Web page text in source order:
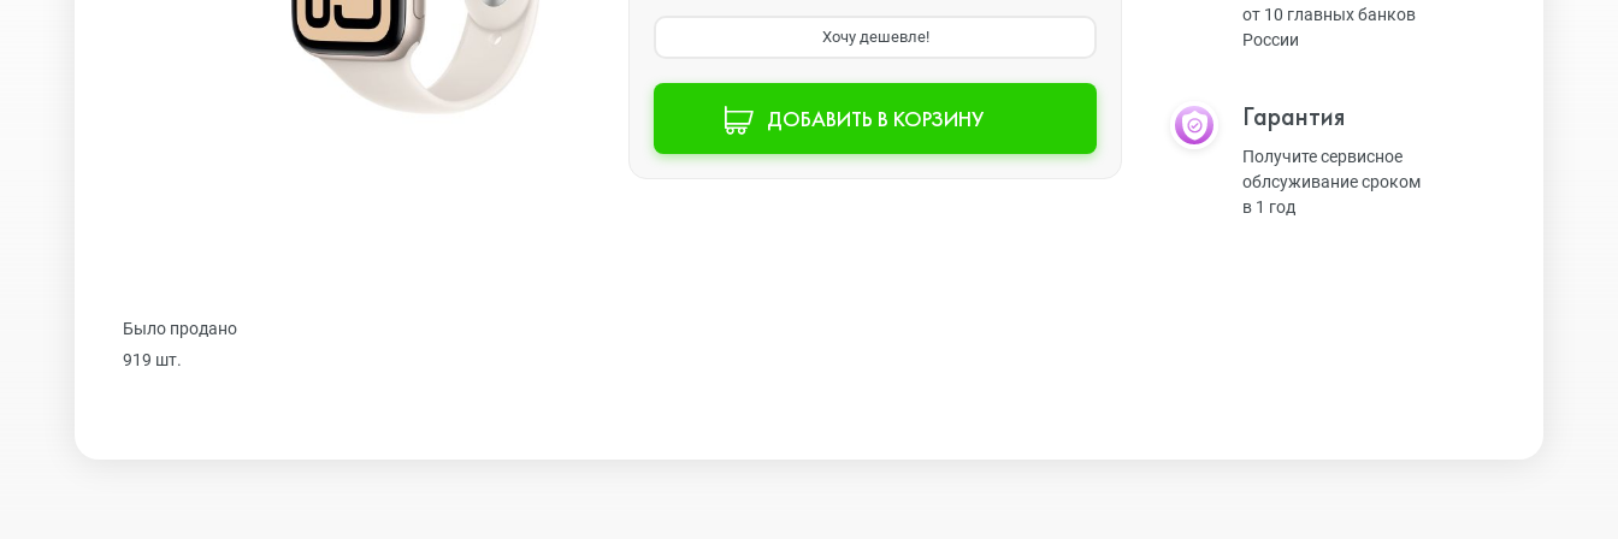
iPhone 16 Plus
iPhone 15 Pro
Watch SE 2
Watch SE
Хочу дешевле!
ДОБАВИТЬ В КОРЗИНУ
Было продано
919 шт.
от 10 главных банков
России
Гарантия
Получите сервисное
облсуживание сроком
в 1 год